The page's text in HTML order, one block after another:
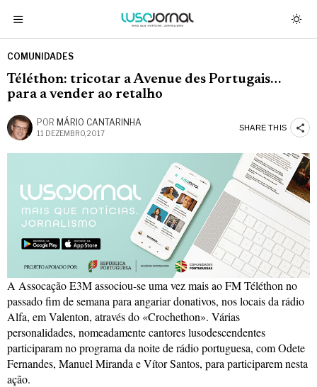
COMUNIDADES
Téléthon: tricotar a Avenue des Portugais…
para a vender ao retalho
POR MÁRIO CANTARINHA
11 DEZEMBRO, 2017
SHARE THIS
A Assocação E3M associou-se uma vez mais ao FM Téléthon no
passado fim de semana para angariar donativos, nos locais da rádio
Alfa, em Valenton, através do «Crochethon». Várias
personalidades, nomeadamente cantores lusodescendentes
participaram no programa da noite de rádio portuguesa, com Odete
Fernandes, Manuel Miranda e Vítor Santos, para participarem nesta
ação.